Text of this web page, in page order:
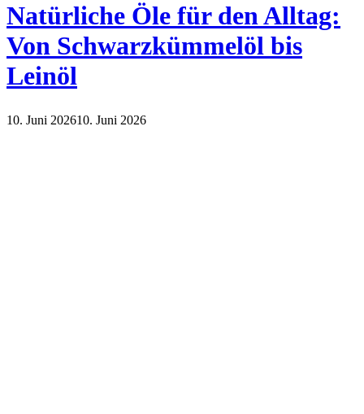
Natürliche Öle für den Alltag:
Von Schwarzkümmelöl bis
Leinöl
10. Juni 202610. Juni 2026